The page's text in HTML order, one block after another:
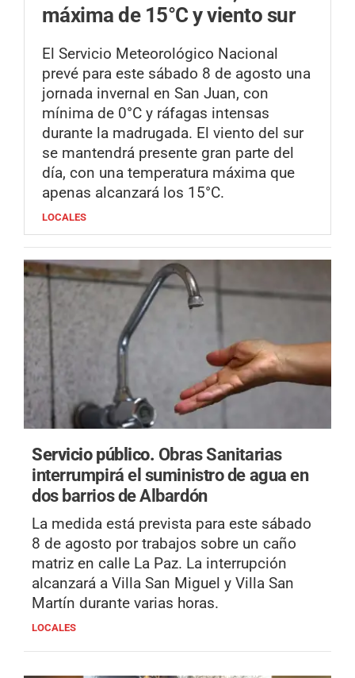
máxima de 15°C y viento sur
El Servicio Meteorológico Nacional
prevé para este sábado 8 de agosto una
jornada invernal en San Juan, con
mínima de 0°C y ráfagas intensas
durante la madrugada. El viento del sur
se mantendrá presente gran parte del
día, con una temperatura máxima que
apenas alcanzará los 15°C.
LOCALES
Servicio público. Obras Sanitarias
interrumpirá el suministro de agua en
dos barrios de Albardón
La medida está prevista para este sábado
8 de agosto por trabajos sobre un caño
matriz en calle La Paz. La interrupción
alcanzará a Villa San Miguel y Villa San
Martín durante varias horas.
LOCALES